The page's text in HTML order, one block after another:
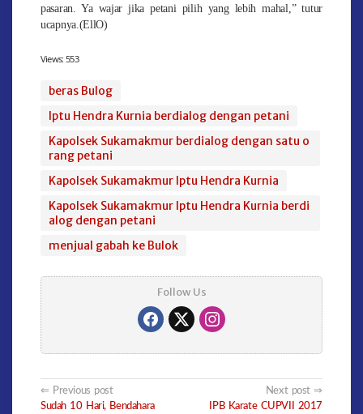
pasaran. Ya wajar jika petani pilih yang lebih mahal,” tutur
ucapnya.(EllO)
Views: 553
beras Bulog
Iptu Hendra Kurnia berdialog dengan petani
Kapolsek Sukamakmur berdialog dengan satu o
rang petani
Kapolsek Sukamakmur Iptu Hendra Kurnia
Kapolsek Sukamakmur Iptu Hendra Kurnia berdi
alog dengan petani
menjual gabah ke Bulok
Follow Us
Post
Previous post
Sudah 10 Hari, Bendahara
Next post
IPB Karate CUPVII 2017